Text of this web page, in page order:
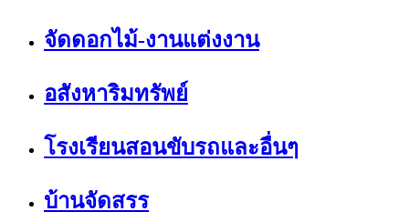
จัดดอกไม้-งานแต่งงาน
อสังหาริมทรัพย์
โรงเรียนสอนขับรถและอื่นๆ
บ้านจัดสรร